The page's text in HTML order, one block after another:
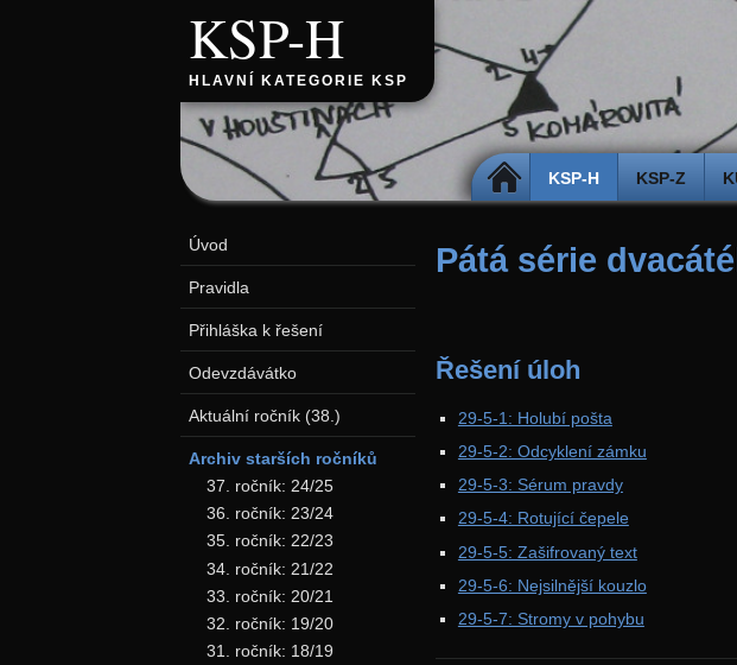
KSP-H
HLAVNÍ KATEGORIE KSP
DOMŮ KSP-H KSP-Z
Pátá série
Řešení úloh
29-5-1: Holubí pošta
29-5-2: Odcyklení zámku
29-5-3: Sérum pravdy
29-5-4: Rotující čepele
29-5-5: Zašifrovaný text
29-5-6: Nejsilnější kouzlo
29-5-7: Stromy v pohybu
Úvod
Pravidla
Přihláška k řešení
Odevzdávátko
Aktuální ročník (38.)
Archiv starších ročníků
37. ročník: 24/25
36. ročník: 23/24
35. ročník: 22/23
34. ročník: 21/22
33. ročník: 20/21
32. ročník: 19/20
31. ročník: 18/19